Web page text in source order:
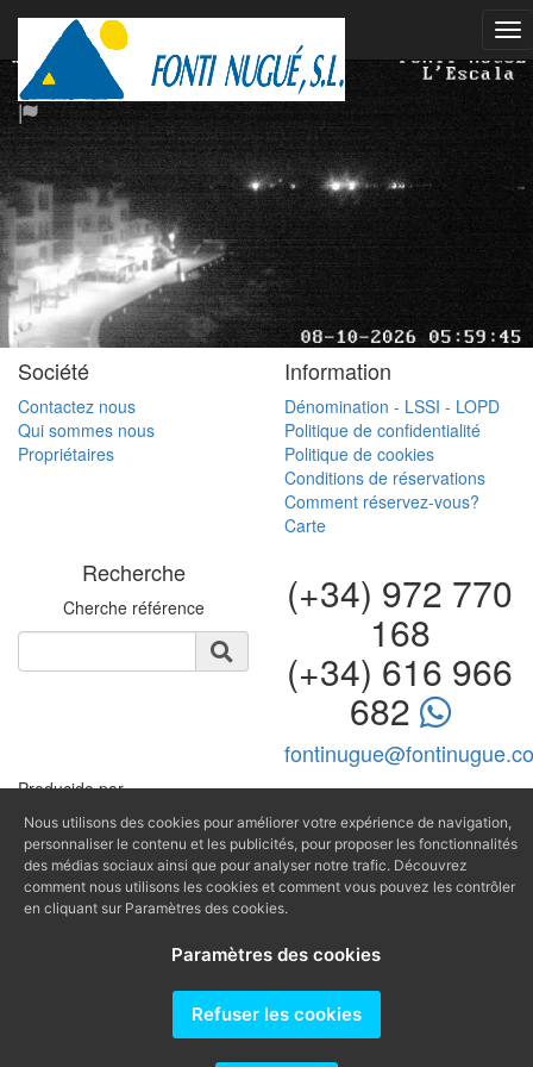
Société
Contactez nous
Qui sommes nous
Propriétaires
Information
Dénomination - LSSI - LOPD
Politique de confidentialité
Politique de cookies
Conditions de réservations
Comment réservez-vous?
Carte
Recherche
Cherche référence (+34) 972 770
168
(+34) 616 966
682
Producido por
Nous utilisons des cookies pour améliorer votre expérience de navigation,
personnaliser le contenu et les publicités, pour proposer les fonctionnalités
des médias sociaux ainsi que pour analyser notre trafic. Découvrez
comment nous utilisons les cookies et comment vous pouvez les contrôler
en cliquant sur Paramètres des cookies.
Paramètres des cookies
Refuser les cookies